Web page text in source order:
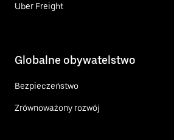
Uber Freight
Globalne obywatelstwo
Bezpieczeństwo
Zrównoważony rozwój